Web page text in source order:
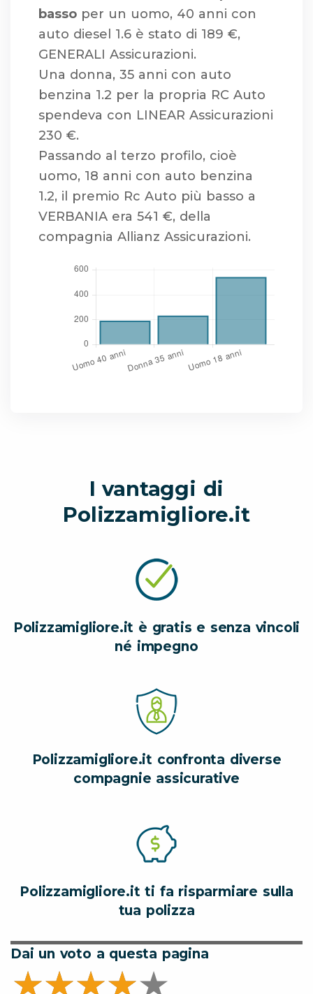
basso per un uomo, 40 anni con
auto diesel 1.6 è stato di 189 €,
GENERALI Assicurazioni.
Una donna, 35 anni con auto
benzina 1.2 per la propria RC Auto
spendeva con LINEAR Assicurazioni
230 €.
Passando al terzo profilo, cioè
uomo, 18 anni con auto benzina
1.2, il premio Rc Auto più basso a
VERBANIA era 541 €, della
compagnia Allianz Assicurazioni.
I vantaggi di
Polizzamigliore.it
Polizzamigliore.it è gratis e senza vincoli
né impegno
Polizzamigliore.it confronta diverse
compagnie assicurative
Polizzamigliore.it ti fa risparmiare sulla
tua polizza
Dai un voto a questa pagina